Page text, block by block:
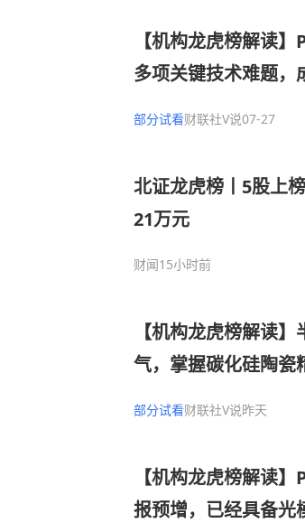
【机构龙虎榜解读
多项关键技术难题
部分试看财联社V说07-27
北证龙虎榜丨5股上
21万元
财闻15小时前
【机构龙虎榜解读
气，掌握碳化硅陶瓷
买入
部分试看财联社V说昨天
【机构龙虎榜解读
报预增，已经具备光